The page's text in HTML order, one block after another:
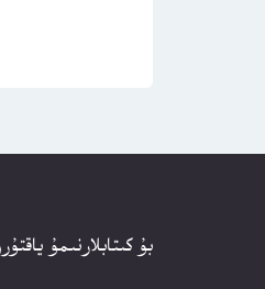
بۇ كىتابلارنىمۇ